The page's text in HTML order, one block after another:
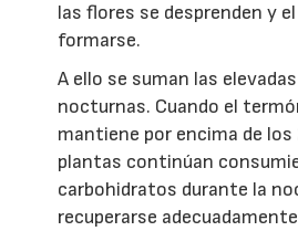
las flores se desprenden y
formarse.
A ello se suman las
nocturnas. Cuando el
mantiene por encima de los
plantas continúan
carbohidratos durante la
recuperarse